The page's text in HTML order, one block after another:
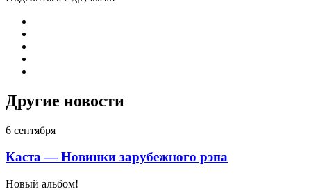
Другие новости
6 сентября
Каста — Новинки зарубежного рэпа
Новый альбом!